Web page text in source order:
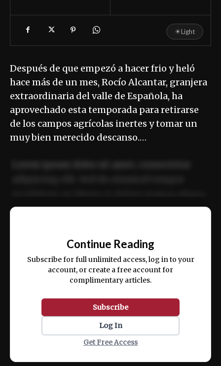
☀Light
Después de que empezó a hacer frio y heló
hace más de un mes, Rocío Alcantar, granjera
extraordinaria del valle de Española, ha
aprovechado esta temporada para retirarse
de los campos agrícolas inertes y tomar un
muy bien merecido descanso.…
ex ea commodo consequat.
Continue Reading
Subscribe for full unlimited access, log in to your
account, or create a free account for
complimentary articles.
Subscribe
Log In
Get Free Access